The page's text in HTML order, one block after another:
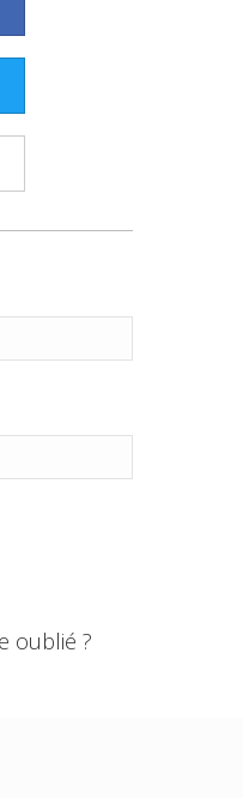
oublié ?